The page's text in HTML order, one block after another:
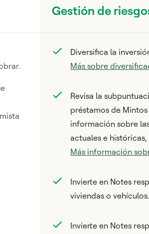
Gestión de
Diversifica la
Más sobre
Revisa la
préstamos de
información sobre
actuales e
Más información
Invierte en Notes
viviendas o vehículos.
Invierte en Notes